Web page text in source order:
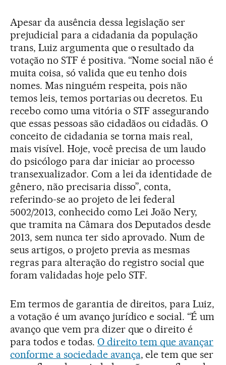
Apesar da ausência dessa legislação ser
prejudicial para a cidadania da população
trans, Luiz argumenta que o resultado da
votação no STF é positiva. “Nome social não é
muita coisa, só valida que eu tenho dois
nomes. Mas ninguém respeita, pois não
temos leis, temos portarias ou decretos. Eu
recebo como uma vitória o STF assegurando
que essas pessoas são cidadãos ou cidadãs. O
conceito de cidadania se torna mais real,
mais visível. Hoje, você precisa de um laudo
do psicólogo para dar iniciar ao processo
transexualizador. Com a lei da identidade de
gênero, não precisaria disso”, conta,
referindo-se ao projeto de lei federal
5002/2013, conhecido como Lei João Nery,
que tramita na Câmara dos Deputados desde
2013, sem nunca ter sido aprovado. Num de
seus artigos, o projeto previa as mesmas
regras para alteração do registro social que
foram validadas hoje pelo STF.
Em termos de garantia de direitos, para Luiz,
a votação é um avanço jurídico e social. “É um
avanço que vem pra dizer que o direito é
para todos e todas. O direito tem que avançar
conforme a sociedade avança, ele tem que ser